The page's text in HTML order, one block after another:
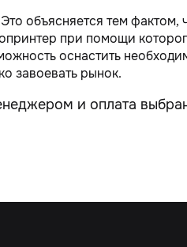
объясняется тем фактом,
при помощи
оснастить
завоевать рынок.
и оплата